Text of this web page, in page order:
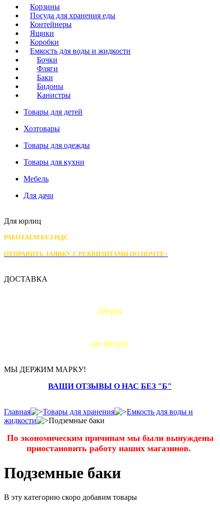
Корзины
Посуда для хранения еды
Контейнеры
Ящики
Коробки
Емкость для воды и жидкости
Бочки
Фляги
Баки
Бидоны
Канистры
Товары для детей
Хозтовары
Товары для одежды
Товары для кухни
Мебель
Для дачи
Для юрлиц
РАБОТАЕМ БЕЗ НДС
ОТПРАВИТЬ ЗАЯВКУ С РЕКВИЗИТАМИ ПО ПОЧТЕ>
ДОСТАВКА
350 руб.
от 400 руб.
МЫ ДЕРЖИМ МАРКУ!
ВАШИ ОТЗЫВЫ О НАС БЕЗ "Б"
Главная Товары для хранения
Емкость для воды и
жидкости
Подземные баки
По экономическим причинам мы были вынуждены
приостановить работу наших магазинов.
Подземные баки
В эту категорию скоро добавим товары